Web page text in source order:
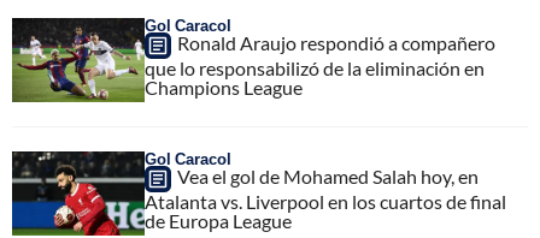
Gol Caracol
Ronald Araujo respondió a compañero
que lo responsabilizó de la eliminación en
Champions League
Gol Caracol
Vea el gol de Mohamed Salah hoy, en
Atalanta vs. Liverpool en los cuartos de final
de Europa League